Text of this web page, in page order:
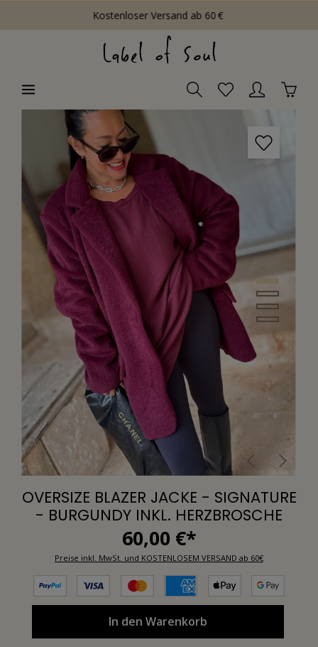
Kostenloser Versand ab 60 €
OVERSIZE BLAZER JACKE - SIGNATURE
- BURGUNDY INKL. HERZBROSCHE
60,00 €*
Preise inkl. MwSt. und KOSTENLOSEM VERSAND ab 60€
In den Warenkorb